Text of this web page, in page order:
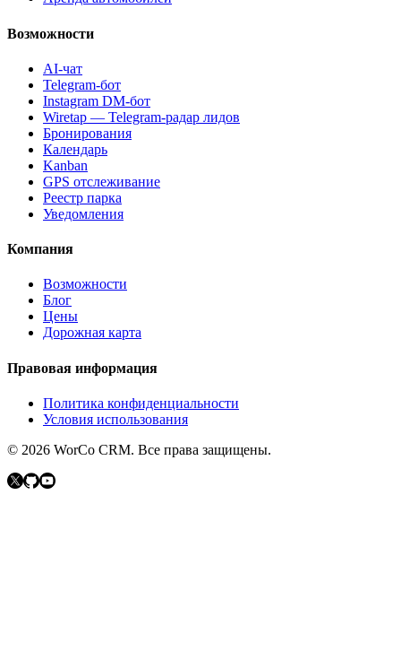
Возможности
AI-чат
Telegram-бот
Instagram DM-бот
Wiretap — Telegram-радар лидов
Бронирования
Календарь
Kanban
GPS отслеживание
Реестр парка
Уведомления
Компания
Возможности
Блог
Цены
Дорожная карта
Правовая информация
Политика конфиденциальности
Условия использования
© 2026 WorCo CRM. Все права защищены.